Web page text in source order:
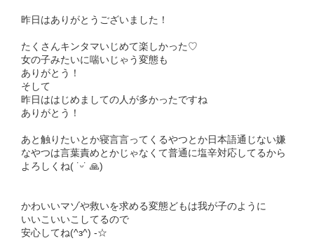
昨日はありがとうございました！
たくさんキンタマいじめて楽しかった♡
女の子みたいに喘いじゃう変態も
ありがとう！
そして
昨日ははじめましての人が多かったですね
ありがとう！
あと触りたいとか寝言言ってくるやつとか日本語通じない嫌
なやつは言葉責めとかじゃなくて普通に塩辛対応してるから
よろしくね( ˙ᵕ˙ 🙏)
かわいいマゾや救いを求める変態どもは我が子のように
いいこいいこしてるので
安心してね(^з^) -☆